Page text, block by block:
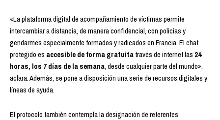
«La plataforma digital de acompañamiento de víctimas permite
intercambiar a distancia, de manera confidencial, con policías y
gendarmes especialmente formados y radicados en Francia. El chat
protegido es accesible de forma gratuitatravés de internet las 24
horas, los 7 días de la semana, desde cualquier parte del mundo»,
aclara. Además, se pone a disposición una serie de recursos digitales y
líneas de ayuda.
El protocolo también contempla la designación de referentes